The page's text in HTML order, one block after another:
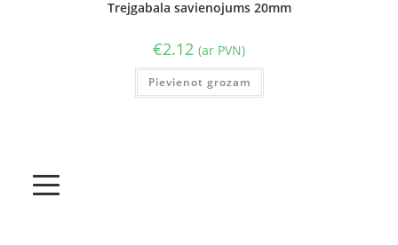
Trejgabala savienojums 20mm
€2.12 (ar PVN)
Pievienot grozam